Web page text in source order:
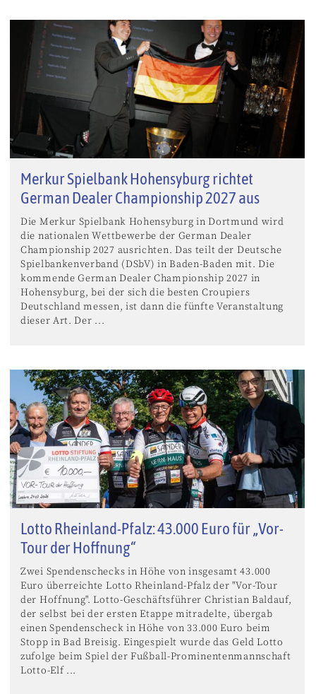
Merkur Spielbank Hohensyburg richtet
German Dealer Championship 2027 aus
Die Merkur Spielbank Hohensyburg in Dortmund wird
die nationalen Wettbewerbe der German Dealer
Championship 2027 ausrichten. Das teilt der Deutsche
Spielbankenverband (DSbV) in Baden-Baden mit. Die
kommende German Dealer Championship 2027 in
Hohensyburg, bei der sich die besten Croupiers
Deutschland messen, ist dann die fünfte Veranstaltung
dieser Art. Der ...
Lotto Rheinland-Pfalz: 43.000 Euro für „Vor-
Tour der Hoffnung“
Zwei Spendenschecks in Höhe von insgesamt 43.000
Euro überreichte Lotto Rheinland-Pfalz der "Vor-Tour
der Hoffnung". Lotto-Geschäftsführer Christian Baldauf,
der selbst bei der ersten Etappe mitradelte, übergab
einen Spendenscheck in Höhe von 33.000 Euro beim
Stopp in Bad Breisig. Eingespielt wurde das Geld Lotto
zufolge beim Spiel der Fußball-Prominentenmannschaft
Lotto-Elf ...